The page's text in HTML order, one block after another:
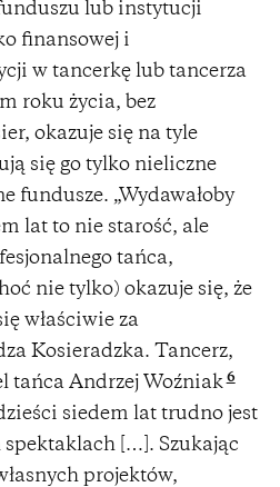
lub instytucji
finansowej i
w tancerkę lub tancerza
roku życia, bez
okazuje się na tyle
się go tylko nieliczne
fundusze. „Wydawałoby
lat to nie starość, ale
tańca,
nie tylko) okazuje się, że
właściwie za
Kosieradzka. Tancerz,
tańca Andrzej Woźniak 6
siedem lat trudno jest
spektaklach […]. Szukając
projektów,